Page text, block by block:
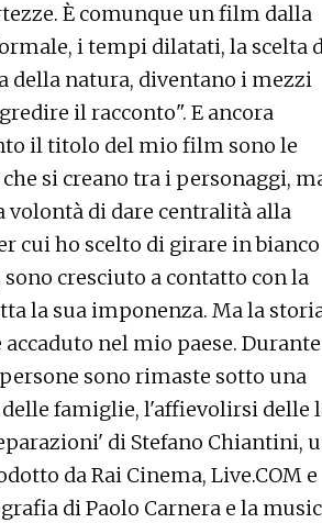
È comunque un film dalla
i tempi dilatati, la scelta
della natura, diventano i mezzi
il racconto". E ancora
il titolo del mio film sono le
si creano tra i personaggi,
volontà di dare centralità alla
cui ho scelto di girare in bianco
sono cresciuto a contatto con la
la sua imponenza. Ma la
nel mio paese. Durante
sono rimaste sotto una
famiglie, l'affievolirsi delle
di Stefano Chiantini,
da Rai Cinema, Live.COM e
di Paolo Carnera e la